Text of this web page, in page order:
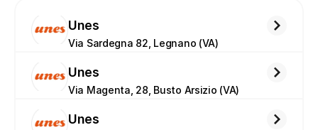
Unes
Via Sardegna 82, Legnano (VA)
Unes
Via Magenta, 28, Busto Arsizio (VA)
Unes